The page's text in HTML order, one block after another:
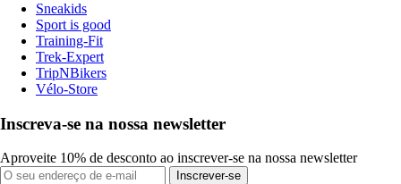
Sneakids
Sport is good
Training-Fit
Trek-Expert
TripNBikers
Vélo-Store
Inscreva-se na nossa newsletter
Aproveite 10% de desconto ao inscrever-se na nossa newsletter
Inscrever-se